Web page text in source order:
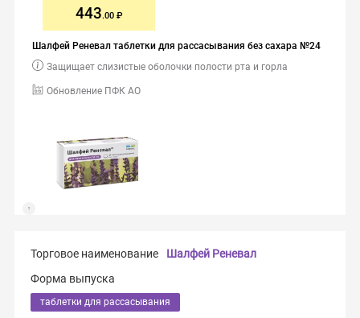
Шалфей Реневал таблетки для рассасывания без сахара №24
Обновление ПФК АО
Защищает слизистые оболочки полости рта и горла
443.00
Торговое наименование
Шалфей Реневал
Форма выпуска
таблетки для рассасывания